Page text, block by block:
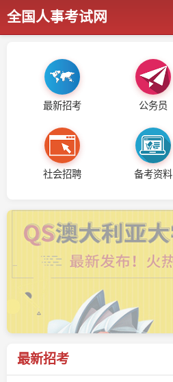
全国人事考试网
最新招考 公务员
社会招聘 备考资料
最新招考